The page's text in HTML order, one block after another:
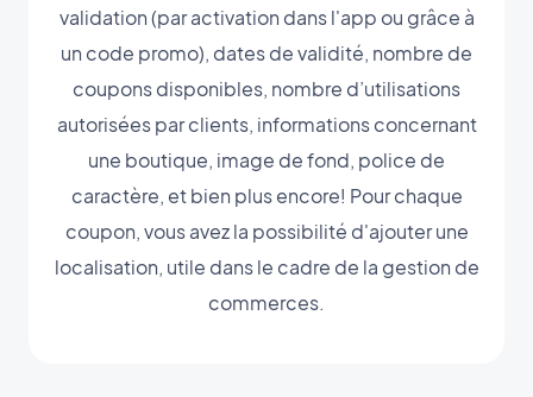
validation (par activation dans l'app ou grâce à
un code promo), dates de validité, nombre de
coupons disponibles, nombre d’utilisations
autorisées par clients, informations concernant
une boutique, image de fond, police de
caractère, et bien plus encore! Pour chaque
coupon, vous avez la possibilité d'ajouter une
localisation, utile dans le cadre de la gestion de
commerces.